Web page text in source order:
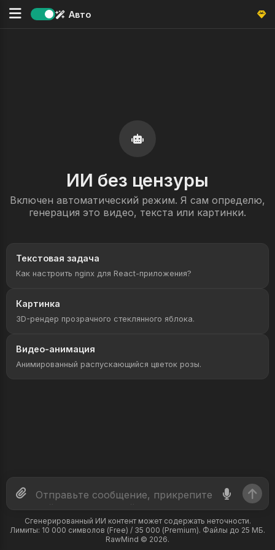
Авто
ИИ без цензуры
Включен автоматический режим. Я сам определю,
генерация это видео, текста или картинки.
Текстовая задача
Как настроить nginx для React-приложения?
Картинка
3D-рендер прозрачного стеклянного яблока.
Видео-анимация
Анимированный распускающийся цветок розы.
Сгенерированный ИИ контент может содержать неточности.
Лимиты: 10 000 символов (Free) / 35 000 (Premium). Файлы до 25 МБ.
RawMind © 2026.